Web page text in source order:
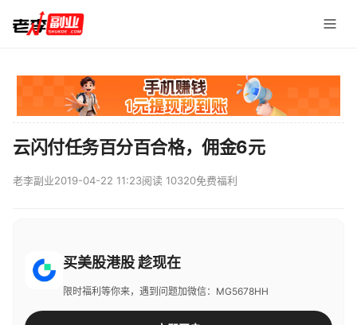
云闪付任务百分百合格，佣金6元
老李副业2019-04-22 11:23阅读 10320免费福利
买美股港股 趁现在
限时福利等你来，遇到问题加微信：MG5678HH